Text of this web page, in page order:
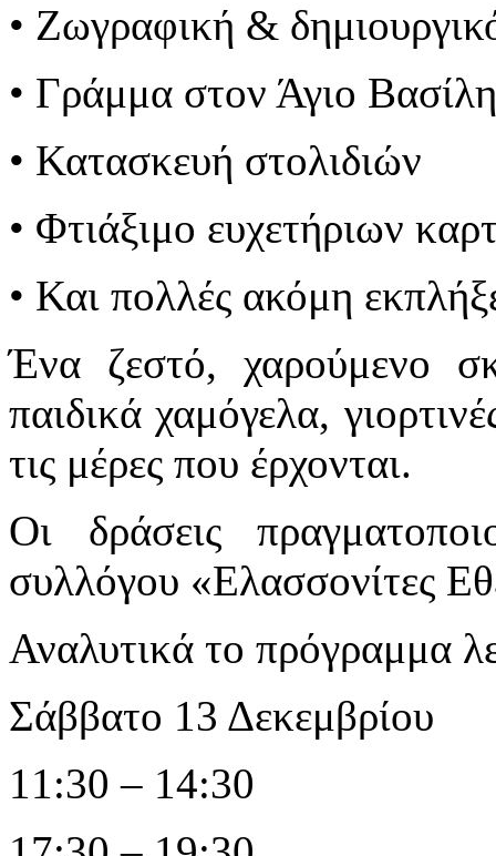
• Ζωγραφική &
• Γράμμα στον Άγιο Βασίλη
• Κατασκευή στολιδιών
• Φτιάξιμο ευχετήριων
• Και πολλές ακόμη
Ένα ζεστό, χαρούμενο
παιδικά χαμόγελα,
τις μέρες που έρχονται.
Οι δράσεις
συλλόγου «Ελασσονίτες
Αναλυτικά το πρόγραμμα
Σάββατο 13 Δεκεμβρίου
11:30 – 14:30